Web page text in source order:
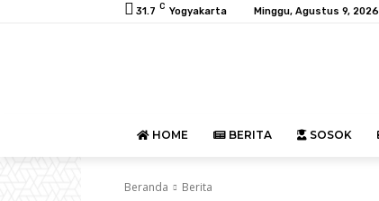
31.7 C Yogyakarta Minggu, Agustus 9, 2026
HOME BERITA SOSOK
Beranda Berita